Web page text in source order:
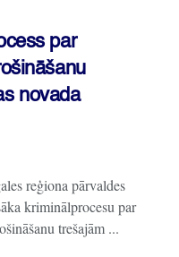
par
novada
reģiona pārvaldes
kriminālprocesu par
trešajām ...